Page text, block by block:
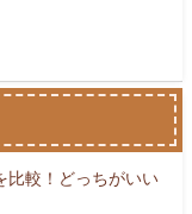
比較！どっちがいい